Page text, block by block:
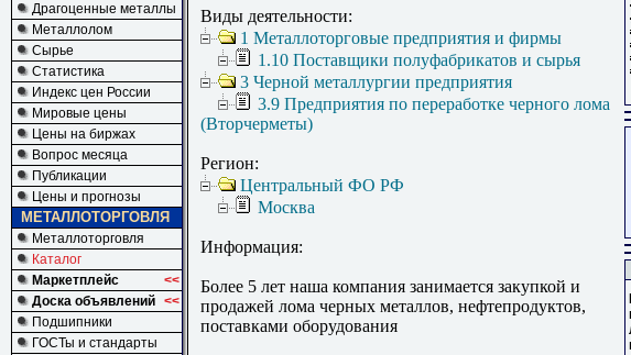
Драгоценные металлы
Металлолом
Сырье
Статистика
Индекс цен России
Мировые цены
Цены на биржах
Вопрос месяца
Публикации
Цены и прогнозы
МЕТАЛЛОТОРГОВЛЯ
Металлоторговля
Каталог
Маркетплейс
<<
Доска объявлений <<
Подшипники
ГОСТы и стандарты
Виды деятельности:
1 Металлоторговые предприятия и фирмы
1.10 Поставщики полуфабрикатов и сырья
3 Черной металлургии предприятия
3.9 Предприятия по переработке черного лома
(Вторчерметы)
Регион:
Центральный ФО РФ
Москва
Информация:
Более 5 лет наша компания занимается закупкой и
продажей лома черных металлов, нефтепродуктов,
поставками оборудования